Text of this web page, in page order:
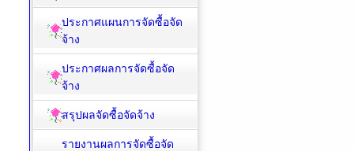
ประกาศแผนการจัดซื้อจัด
จ้าง
ประกาศผลการจัดซื้อจัด
จ้าง
สรุปผลจัดซื้อจัดจ้าง
รายงานผลการจัดซื้อจัด